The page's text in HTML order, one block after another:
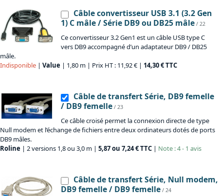
Câble convertisseur USB 3.1 (3.2 Gen
1) C mâle / Série DB9 ou DB25 mâle / 22
Ce convertisseur 3.2 Gen1 est un câble USB type C
vers DB9 accompagné d’un adaptateur DB9 / DB25
mâle.
Indisponible | Value | 1,80 m | Prix HT : 11,92 € | 14,30 € TTC
Câble de transfert Série, DB9 femelle
/ DB9 femelle / 23
Ce câble croisé permet la connexion directe de type
Null modem et l’échange de fichiers entre deux ordinateurs dotés de ports
DB9 mâles.
Roline | 2 versions 1,8 ou 3,0 m | 5,87 ou 7,24 € TTC | Note : 4 - 1 avis
Câble de transfert Série, Null modem,
DB9 femelle / DB9 femelle / 24